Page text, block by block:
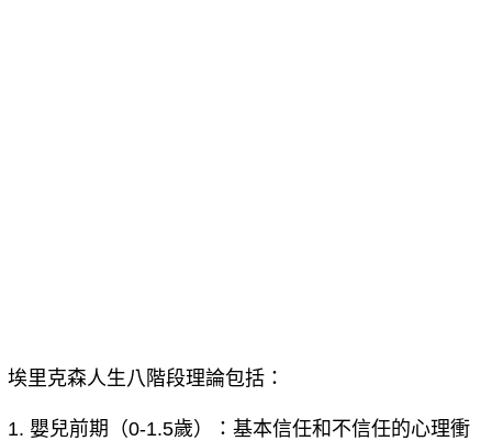
埃里克森人生八階段理論包括：
1. 嬰兒前期（0-1.5歲）：基本信任和不信任的心理衝